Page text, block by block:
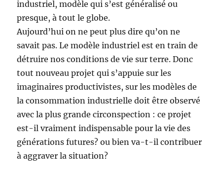
industriel, modèle qui s’est généralisé ou
presque, à tout le globe.
Aujourd’hui on ne peut plus dire qu’on ne
savait pas. Le modèle industriel est en train de
détruire nos conditions de vie sur terre. Donc
tout nouveau projet qui s’appuie sur les
imaginaires productivistes, sur les modèles de
la consommation industrielle doit être observé
avec la plus grande circonspection : ce projet
est-il vraiment indispensable pour la vie des
générations futures? ou bien va-t-il contribuer
à aggraver la situation?